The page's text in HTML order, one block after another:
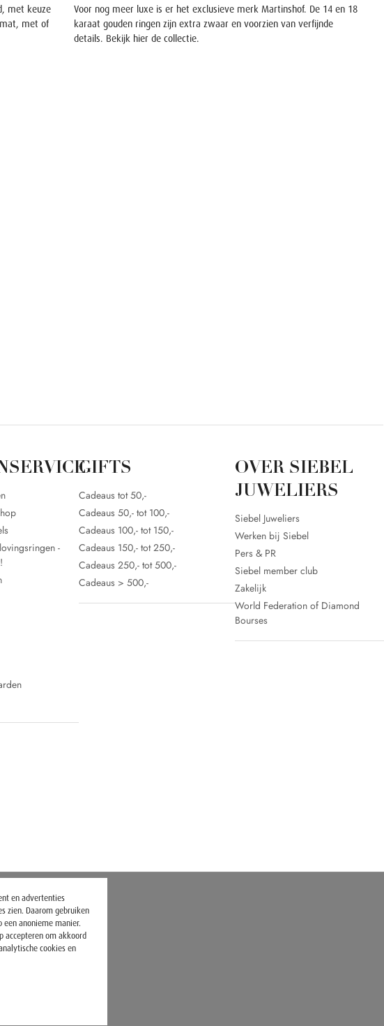
met keuze
met of
Voor nog meer luxe is er het exclusieve merk Martinshof. De 14 en 18
karaat gouden ringen zijn extra zwaar en voorzien van verfijnde
details. Bekijk hierde collectie.
-
GIFTS
Cadeaus tot 50,-
Cadeaus 50,- tot 100,-
Cadeaus 100,- tot 150,-
Cadeaus 150,- tot 250,-
Cadeaus 250,- tot 500,-
Cadeaus > 500,-
OVER SIEBEL
JUWELIERS
Siebel Juweliers
Werken bij Siebel
Pers & PR
Siebel member club
Zakelijk
World Federation of Diamond
Bourses
en advertenties
zien. Daarom gebruiken
een anonieme manier.
accepteren om akkoord
cookies en